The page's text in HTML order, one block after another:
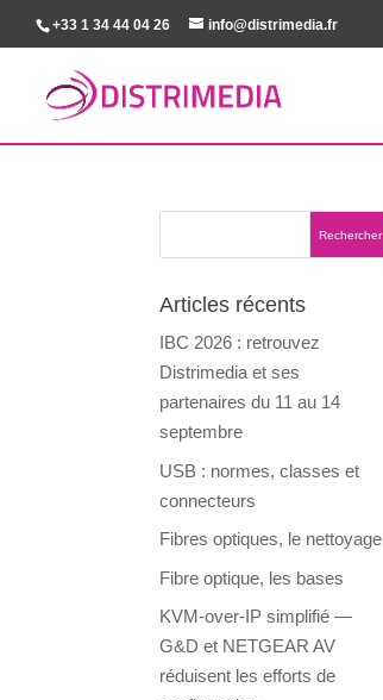
+33 1 34 44 04 26 info@distrimedia.fr
Articles récents
IBC 2026 : retrouvez
Distrimedia et ses
partenaires du 11 au 14
septembre
USB : normes, classes et
connecteurs
Fibres optiques, le nettoyage
Fibre optique, les bases
KVM-over-IP simplifié —
G&D et NETGEAR AV
réduisent les efforts de